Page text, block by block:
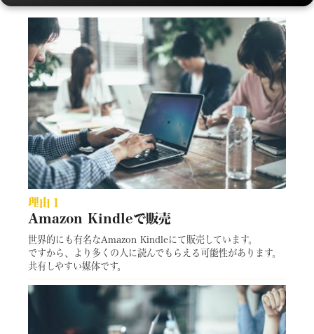
理由１
Amazon Kindleで販売
世界的にも有名なAmazon Kindleにて販売しています。
ですから、より多くの人に読んでもらえる可能性があります。
共有しやすい媒体です。